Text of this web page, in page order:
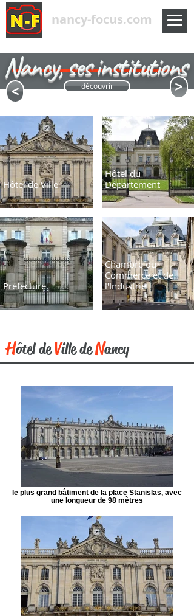
nancy-focus.com
Nancy, ses institutions
< découvrir <
Hôtel de Ville
Hôtel du
Département
Préfecture
Chambre du
Commerce et de
l'Industrie
Hôtel deVille deNancy
le plus grand bâtiment de la place Stanislas, avec
une longueur de 98 mètres